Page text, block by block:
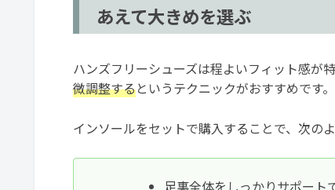
あえて大きめを選ぶ
ハンズフリーシューズは程よいフィット感が
微調整するというテクニックがおすすめです
インソールをセットで購入することで、次の